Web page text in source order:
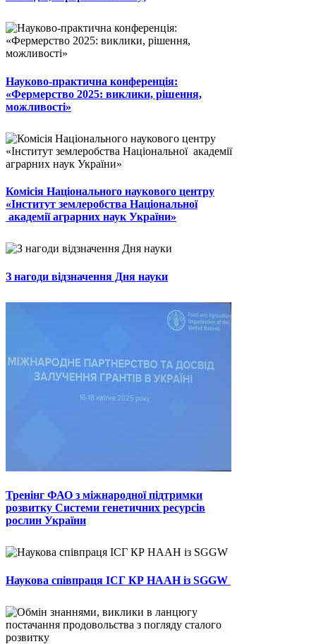
Науково-практична конференція:
«Фермерство 2025: виклики, рішення,
можливості»
Комісія Національного наукового центру
«Інститут землеробства Національної
академії аграрних наук України»
З нагоди відзначення Дня науки
Тренінг ФАО з міжнародної підтримки
розвитку Системи генетичних ресурсів
рослин України
Наукова співпраця ІСГ КР НААН із SGGW